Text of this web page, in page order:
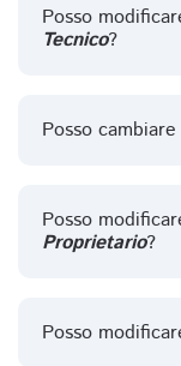
Posso
Tecnico?
Posso
Posso
Proprietario?
Posso